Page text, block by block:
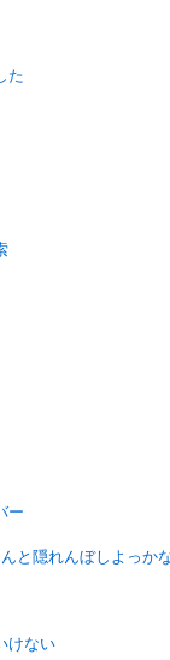
た
ー
と隠れんぼしよっか
けない